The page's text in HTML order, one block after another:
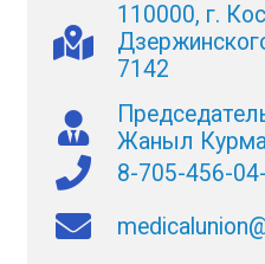
110000, г.
7142
Жаныл
8-705-456-